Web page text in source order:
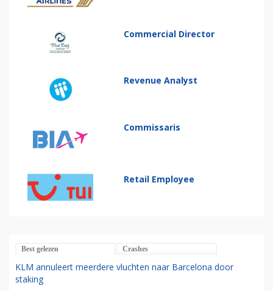
Commercial Director
Revenue Analyst
Commissaris
Retail Employee
Best gelezen Crashes
KLM annuleert meerdere vluchten naar Barcelona door
staking